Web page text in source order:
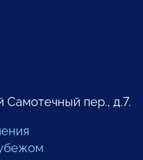
Самотечный пер., д.7.